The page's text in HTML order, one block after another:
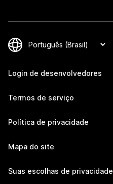
Login de desenvolvedores
Termos de serviço
Política de privacidade
Mapa do site
Suas escolhas de privacidade